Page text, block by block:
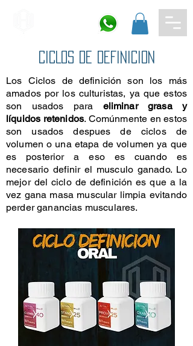
CICLOS DE DEFINICION
Los Ciclos de definición son los más
amados por los culturistas, ya que estos
son usados para eliminar grasa y
líquidos retenidos. Comúnmente en estos
son usados despues de ciclos de
volumen o una etapa de volumen ya que
es posterior a eso es cuando es
necesario definir el musculo ganado. Lo
mejor del ciclo de definición es que a la
vez gana masa muscular limpia evitando
perder ganancias musculares.